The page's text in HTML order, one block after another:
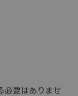
必要はありませ